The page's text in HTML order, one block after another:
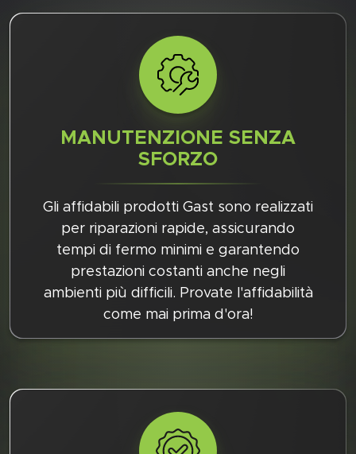
MANUTENZIONE SENZA
SFORZO
Gli affidabili prodotti Gast sono realizzati
per riparazioni rapide, assicurando
tempi di fermo minimi e garantendo
prestazioni costanti anche negli
ambienti più difficili. Provate l'affidabilità
come mai prima d'ora!